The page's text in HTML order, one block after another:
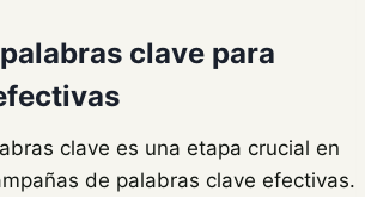
clave para
clave es una etapa crucial en
de palabras clave efectivas.